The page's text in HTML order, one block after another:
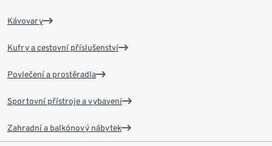
Kávovary
Kufry a cestovní příslušenství
Povlečení a prostěradla
Sportovní přístroje a vybavení
Zahradní a balkónový nábytek